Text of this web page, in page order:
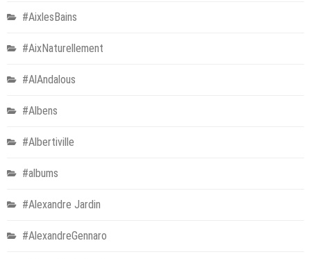
#AixlesBains
#AixNaturellement
#AlAndalous
#Albens
#Albertiville
#albums
#Alexandre Jardin
#AlexandreGennaro